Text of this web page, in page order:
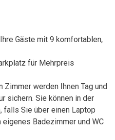
Gäste mit 9 komfortablen,
für Mehrpreis
werden Ihnen Tag und
sichern. Sie können in der
falls Sie über einen Laptop
Badezimmer und WC